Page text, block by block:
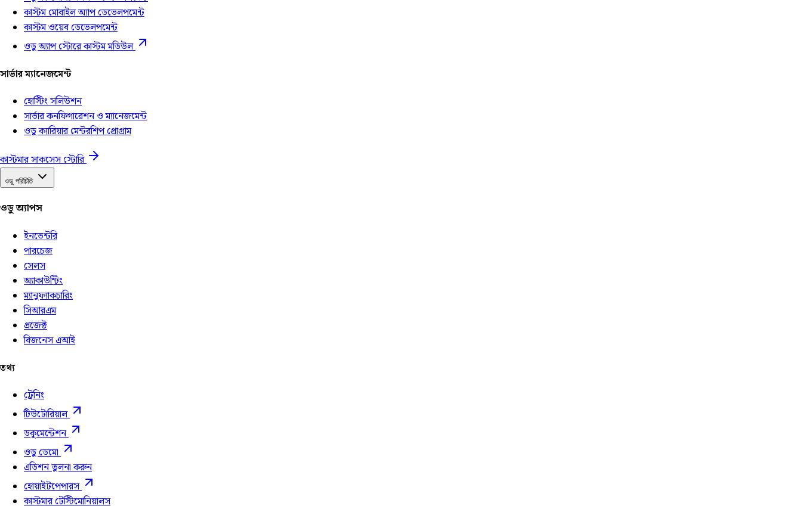
কাস্টম মোবাইল অ্যাপ ডেভেলপমেন্ট
কাস্টম ওয়েব ডেভেলপমেন্ট
ওডু অ্যাপ স্টোরে কাস্টম মডিউল
সার্ভার ম্যানেজমেন্ট
হোস্টিং সলিউশন
সার্ভার কনফিগারেশন ও ম্যানেজমেন্ট
ওডু ক্যারিয়ার মেন্টরশিপ প্রোগ্রাম
কাস্টমার সাকসেস স্টোরি
ওডু পরিচিতি
ওডু অ্যাপস
ইনভেন্টরি
পারচেজ
সেলস
অ্যাকাউন্টিং
ম্যানুফ্যাকচারিং
সিআরএম
প্রজেক্ট
বিজনেস এআই
তথ্য
ট্রেনিং
টিউটোরিয়াল
ডকুমেন্টেশন
ওডু ডেমো
এডিশন তুলনা করুন
হোয়াইটপেপারস
কাস্টমার টেস্টিমোনিয়ালস